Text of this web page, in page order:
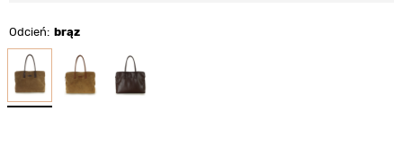
Odcień brąz